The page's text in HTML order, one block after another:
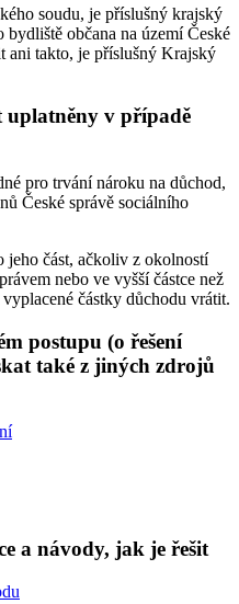
soudu, je příslušný krajský
občana na území České
ani takto, je příslušný Krajský
uplatněny v případě
pro trvání nároku na důchod,
České správě sociálního
jeho část, ačkoliv z okolností
nebo ve vyšší částce než
částky důchodu vrátit.
postupu (o řešení
také z jiných zdrojů
a návody, jak je řešit